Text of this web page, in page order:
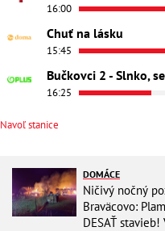
16:00
Chuť na lásku
15:45
16:25
Navoľ stanice
DOMÁCE
Ničivý nočný
Braväcovo:
DESAŤ